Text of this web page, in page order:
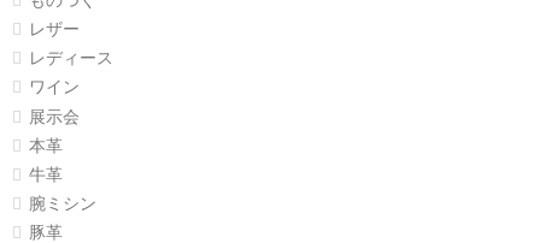
レザー
レディース
ワイン
展示会
本革
牛革
腕ミシン
豚革